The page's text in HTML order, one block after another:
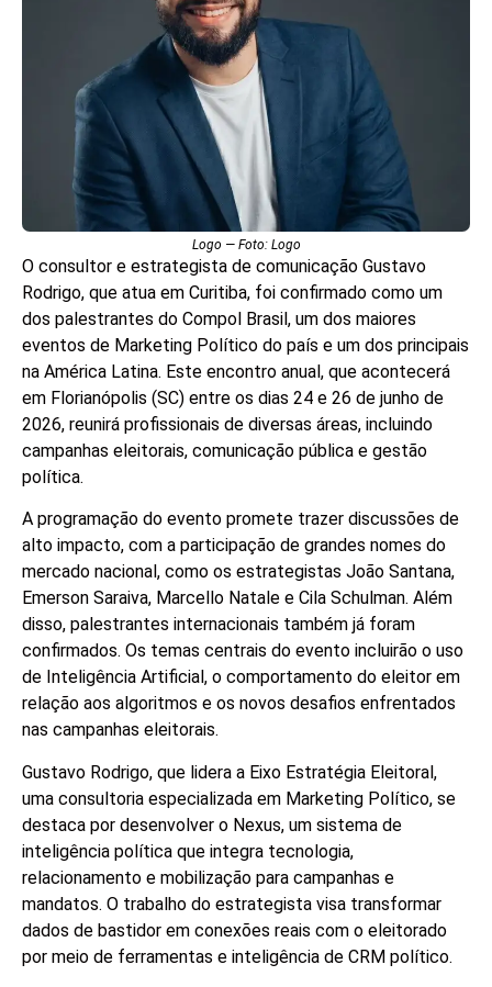
Logo — Foto: Logo
O consultor e estrategista de comunicação Gustavo
Rodrigo, que atua em Curitiba, foi confirmado como um
dos palestrantes do Compol Brasil, um dos maiores
eventos de Marketing Político do país e um dos principais
na América Latina. Este encontro anual, que acontecerá
em Florianópolis (SC) entre os dias 24 e 26 de junho de
2026, reunirá profissionais de diversas áreas, incluindo
campanhas eleitorais, comunicação pública e gestão
política.
A programação do evento promete trazer discussões de
alto impacto, com a participação de grandes nomes do
mercado nacional, como os estrategistas João Santana,
Emerson Saraiva, Marcello Natale e Cila Schulman. Além
disso, palestrantes internacionais também já foram
confirmados. Os temas centrais do evento incluirão o uso
de Inteligência Artificial, o comportamento do eleitor em
relação aos algoritmos e os novos desafios enfrentados
nas campanhas eleitorais.
Gustavo Rodrigo, que lidera a Eixo Estratégia Eleitoral,
uma consultoria especializada em Marketing Político, se
destaca por desenvolver o Nexus, um sistema de
inteligência política que integra tecnologia,
relacionamento e mobilização para campanhas e
mandatos. O trabalho do estrategista visa transformar
dados de bastidor em conexões reais com o eleitorado
por meio de ferramentas e inteligência de CRM político.